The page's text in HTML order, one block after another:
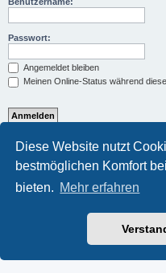
Diese Website nutzt
bestmöglichen Komfort
bieten. Mehr erfahren
Passwort:
Angemeldet bleiben
Meinen Online-Status während
Foren-Übersicht
Deutsche